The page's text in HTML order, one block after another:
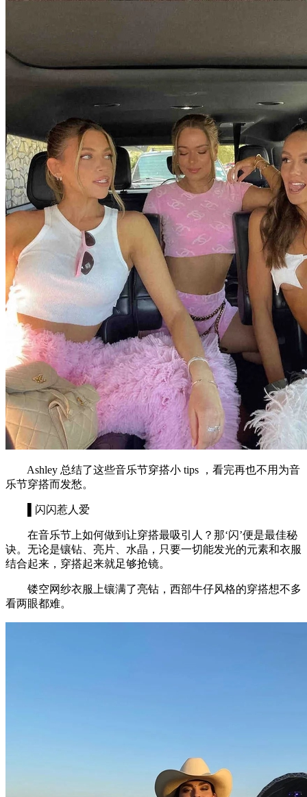
Ashley 总结了这些音乐节穿搭小 tips ，看完再也不用为音
乐节穿搭而发愁。
▌闪闪惹人爱
在音乐节上如何做到让穿搭最吸引人？那‘闪’便是最佳秘
诀。无论是镶钻、亮片、水晶，只要一切能发光的元素和衣服
结合起来，穿搭起来就足够抢镜。
镂空网纱衣服上镶满了亮钻，西部牛仔风格的穿搭想不多
看两眼都难。